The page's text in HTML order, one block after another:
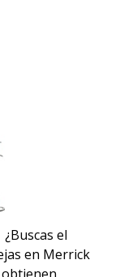
¿Buscas el
en Merrick